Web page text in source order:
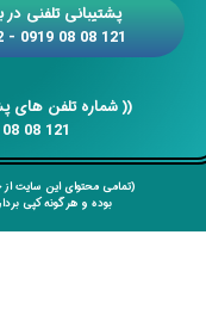
​​​​​​​​​​​​​​(( ​​​​​​​شماره تلفن های
​​​​​​​121 08 08 0919 - 122 08 08 0919
​​پشتیبانی تلفنی در بازه زمانی 12
121 08 08 0919 - 122 08 08 0919 - 123 08 08 0919
(تمامی محتوای این سایت
بوده و هر گونه کپی